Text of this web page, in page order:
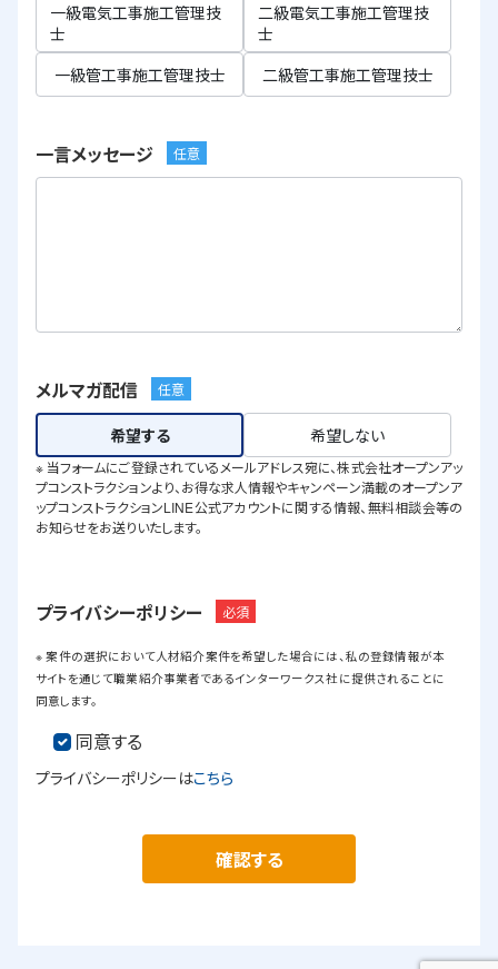
一級電気工事施工管理技
士
二級電気工事施工管理技
士
一級管工事施工管理技士
二級管工事施工管理技士
一言メッセージ 任意
メルマガ配信 任意
希望する 希望しない
※ 当フォームにご登録されているメールアドレス宛に、株式会社オープンアッ
プコンストラクションより、お得な求人情報やキャンペーン満載のオープンア
ップコンストラクションLINE公式アカウントに関する情報、無料相談会等の
お知らせをお送りいたします。
プライバシーポリシー 必須
※ 案件の選択において人材紹介案件を希望した場合には、私の登録情報が本
サイトを通じて職業紹介事業者であるインターワークス社に提供されることに
同意します。
同意する
プライバシーポリシーはこちら
確認する